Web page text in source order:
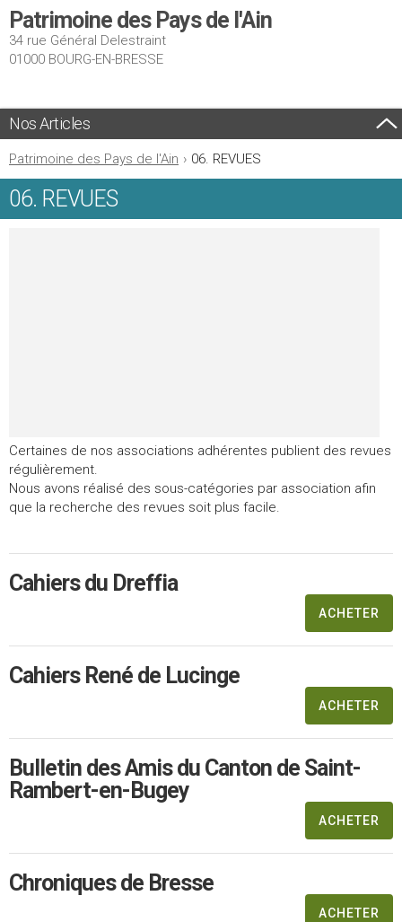
Patrimoine des Pays de l'Ain
34 rue Général Delestraint
01000 BOURG-EN-BRESSE
Nos Articles
Patrimoine des Pays de l'Ain › 06. REVUES
06. REVUES
Certaines de nos associations adhérentes publient des revues
régulièrement.
Nous avons réalisé des sous-catégories par association afin
que la recherche des revues soit plus facile.
Cahiers du Dreffia
ACHETER
Cahiers René de Lucinge
ACHETER
Bulletin des Amis du Canton de Saint-
Rambert-en-Bugey
ACHETER
Chroniques de Bresse
ACHETER